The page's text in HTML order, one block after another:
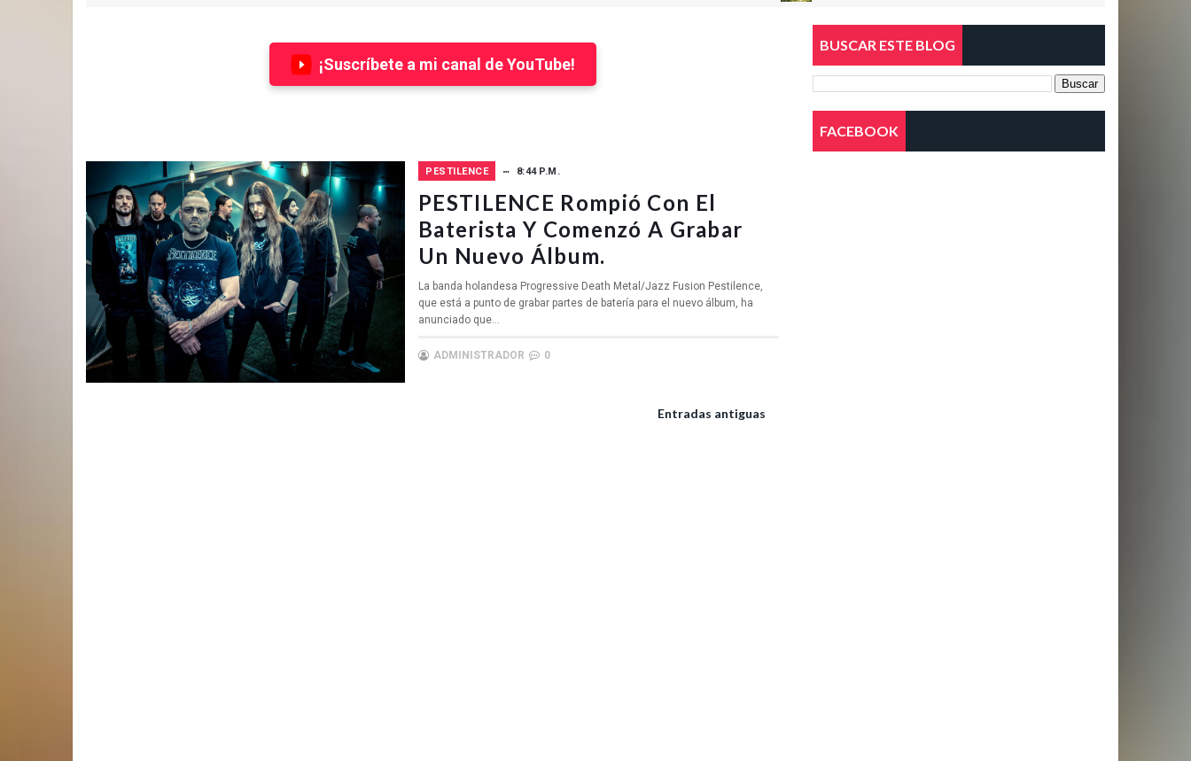
¡Suscríbete a mi canal de YouTube!
PESTILENCE 8:44 P.M.
PESTILENCE Rompió Con El
Baterista Y Comenzó A Grabar
Un Nuevo Álbum.
La banda holandesa Progressive Death Metal/Jazz Fusion Pestilence,
que está a punto de grabar partes de batería para el nuevo álbum, ha
anunciado que...
ADMINISTRADOR 0
Entradas antiguas
BUSCAR ESTE BLOG
FACEBOOK